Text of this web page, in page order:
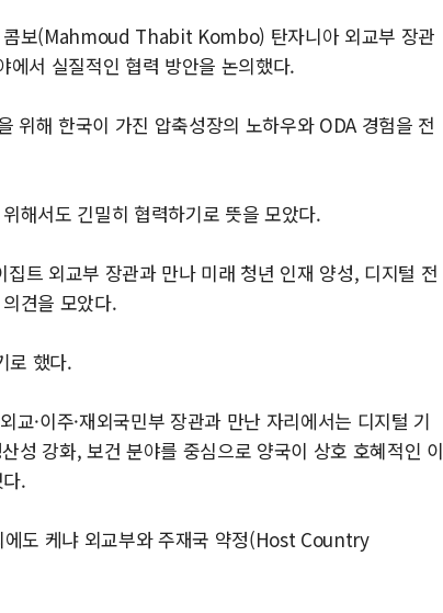
콤보(Mahmoud Thabit Kombo) 탄자니아 외교부 장관
서 실질적인 협력 방안을 논의했다.
위해 한국이 가진 압축성장의 노하우와 ODA 경험을 전
해서도 긴밀히 협력하기로 뜻을 모았다.
트 외교부 장관과 만나 미래 청년 인재 양성, 디지털 전
견을 모았다.
로 했다.
·이주·재외국민부 장관과 만난 자리에서는 디지털 기
성 강화, 보건 분야를 중심으로 양국이 상호 호혜적인 이
.
도 케냐 외교부와 주재국 약정(Host Country